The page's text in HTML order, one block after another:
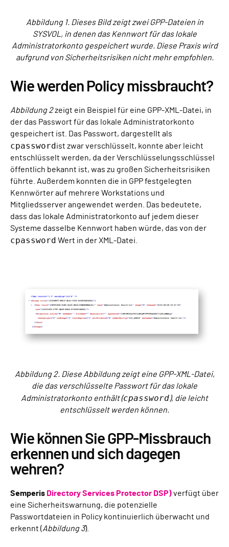
Abbildung 1. Dieses Bild zeigt zwei GPP-Dateien in
SYSVOL, in denen das Kennwort für das lokale
Administratorkonto gespeichert wurde. Diese Praxis wird
aufgrund von Sicherheitsrisiken nicht mehr empfohlen.
Wie werden Policy missbraucht?
Abbildung 2zeigt ein Beispiel für eine GPP-XML-Datei, in
der das Passwort für das lokale Administratorkonto
gespeichert ist. Das Passwort, dargestellt als
cpasswordist zwar verschlüsselt, konnte aber leicht
entschlüsselt werden, da der Verschlüsselungsschlüssel
öffentlich bekannt ist, was zu großen Sicherheitsrisiken
führte. Außerdem konnten die in GPP festgelegten
Kennwörter auf mehrere Workstations und
Mitgliedsserver angewendet werden. Das bedeutete,
dass das lokale Administratorkonto auf jedem dieser
Systeme dasselbe Kennwort haben würde, das von der
cpassword Wert in der XML-Datei.
Abbildung 2. Diese Abbildung zeigt eine GPP-XML-Datei,
die das verschlüsselte Passwort für das lokale
Administratorkonto enthält (cpassword), die leicht
entschlüsselt werden können.
Wie können Sie GPP-Missbrauch
erkennen und sich dagegen
wehren?
Semperis Directory Services Protector DSP)verfügt über
eine Sicherheitswarnung, die potenzielle
Passwortdateien in Policy kontinuierlich überwacht und
erkennt (Abbildung 3).